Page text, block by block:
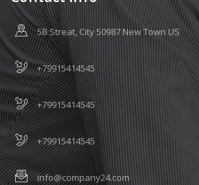
5B Streat, City 50987 New Town US
+79915414545
+79915414545
+79915414545
info@company24.com